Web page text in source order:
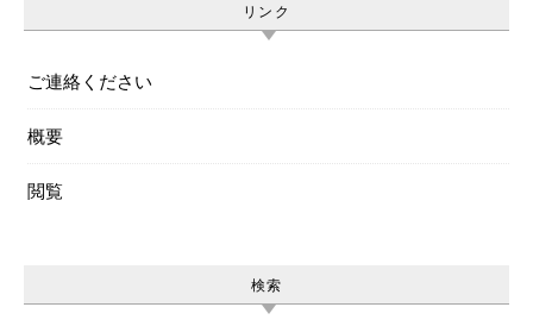
リンク
ご連絡ください
概要
閲覧
検索